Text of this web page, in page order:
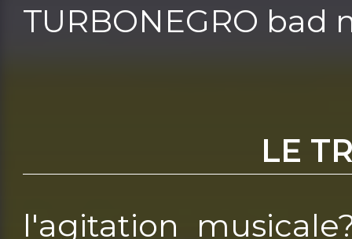
TURBONEGRO bad
LE
l'agitation